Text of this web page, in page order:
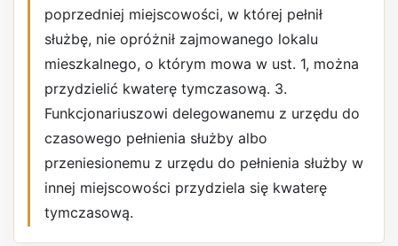
poprzedniej miejscowości, w której pełnił
służbę, nie opróżnił zajmowanego lokalu
mieszkalnego, o którym mowa w ust. 1, można
przydzielić kwaterę tymczasową. 3.
Funkcjonariuszowi delegowanemu z urzędu do
czasowego pełnienia służby albo
przeniesionemu z urzędu do pełnienia służby w
innej miejscowości przydziela się kwaterę
tymczasową.